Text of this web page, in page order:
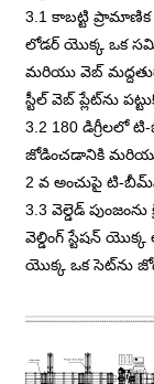
3.1 కాబట్టి ప్రామాణిక
లోడర్ యొక్క ఒక
మరియు వెబ్
స్టీల్ వెబ్ ప్లేట్‌ను
3.2 180 డిగ్రీలలో
జోడించడానికి మరియు
2 వ అంచుపై టి-
3.3 వెల్డెడ్
వెల్డింగ్ స్టేషన్ యొక్క
యొక్క ఒక సెట్‌ను